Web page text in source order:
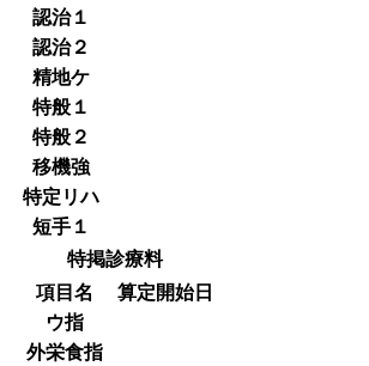
認治１
認治２
精地ケ
特般１
特般２
移機強
特定リハ
短手１
特掲診療料
項目名
算定開始日
ウ指
外栄食指